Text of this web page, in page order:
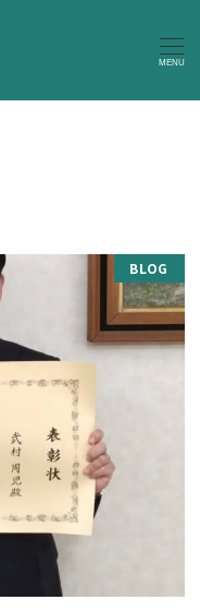
MENU
BLOG